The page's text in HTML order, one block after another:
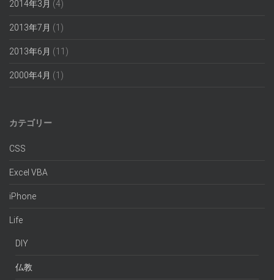
2014年3月 (4)
2013年7月 (1)
2013年6月 (11)
2000年4月 (1)
カテゴリー
CSS
Excel VBA
iPhone
Life
DIY
仏教